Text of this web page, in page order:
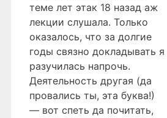
теме лет этак 18 назад аж
лекции слушала. Только
оказалось, что за долгие
годы связно докладывать я
разучилась напрочь.
Деятельность другая (да
провались ты, эта буква!)
— вот спеть да почитать,